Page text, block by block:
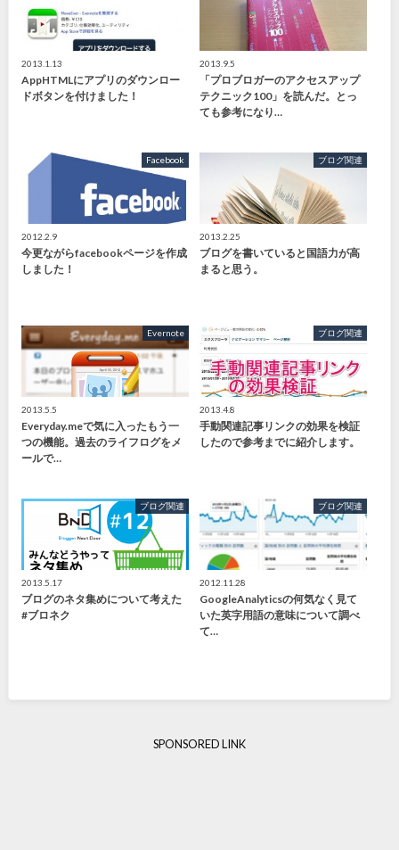
2013.1.13
AppHTMLにアプリのダウンロー
ドボタンを付けました！
2013.9.5
「プロブロガーのアクセスアップ
テクニック100」を読んだ。とっ
ても参考になり…
Facebook
2012.2.9
今更ながらfacebookページを作成
しました！
ブログ関連
2013.2.25
ブログを書いていると国語力が高
まると思う。
Evernote
2013.5.5
Everyday.meで気に入ったもう一
つの機能。過去のライフログをメ
ールで…
ブログ関連
2013.4.8
手動関連記事リンクの効果を検証
したので参考までに紹介します。
ブログ関連
2013.5.17
ブログのネタ集めについて考えた
#ブロネク
ブログ関連
2012.11.28
GoogleAnalyticsの何気なく見て
いた英字用語の意味について調べ
て…
SPONSORED LINK